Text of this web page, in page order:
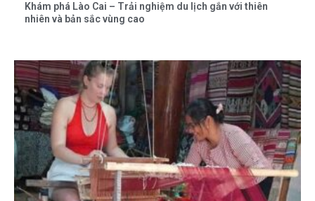
Khám phá Lào Cai – Trải nghiệm du lịch gắn với thiên
nhiên và bản sắc vùng cao